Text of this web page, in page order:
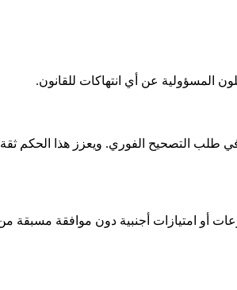
المسؤولية عن أي انتهاكات للقانون.
طلب التصحيح الفوري. ويعزز هذا الحكم
أو امتيازات أجنبية دون موافقة مسبقة